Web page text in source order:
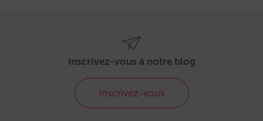
Inscrivez-vous à notre blog
Inscrivez-vous